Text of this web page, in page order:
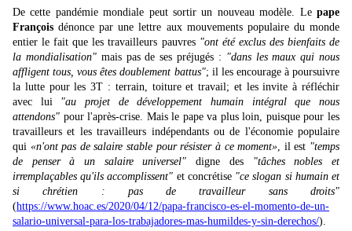
De cette pandémie mondiale peut sortir un nouveau modèle. Le pape
François dénonce par une lettre aux mouvements populaire du monde
entier le fait que les travailleurs pauvres "ont été exclus des bienfaits de
la mondialisation"mais pas de ses préjugés : "dans les maux qui nous
affligent tous, vous êtes doublement battus"; il les encourage à poursuivre
la lutte pour les 3T : terrain, toiture et travail; et les invite à réfléchir
avec lui "au projet de développement humain intégral que nous
attendons" pour l'après-crise. Mais le pape va plus loin, puisque pour les
travailleurs et les travailleurs indépendants ou de l'économie populaire
qui «n'ont pas de salaire stable pour résister à ce moment», il est "temps
de penser à un salaire universel" digne des "tâches nobles et
irremplaçables qu'ils accomplissent" et concrétise "ce slogan si humain et
si chrétien : pas de travailleur sans droits"
(https://www.hoac.es/2020/04/12/papa-francisco-es-el-momento-de-un-
salario-universal-para-los-trabajadores-mas-humildes-y-sin-derechos/).